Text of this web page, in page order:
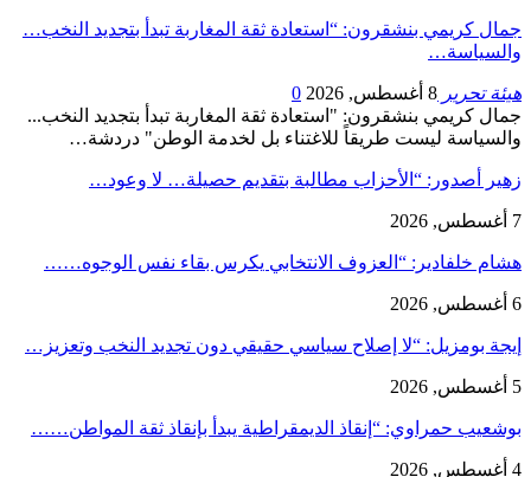
جمال كريمي بنشقرون: “استعادة ثقة المغاربة تبدأ بتجديد النخب…
والسياسة…
هيئة تحرير 8 أغسطس, 2026
0
جمال كريمي بنشقرون: "استعادة ثقة المغاربة تبدأ بتجديد النخب...
والسياسة ليست طريقاً للاغتناء بل لخدمة الوطن" دردشة…
زهير أصدور: “الأحزاب مطالبة بتقديم حصيلة… لا وعود…
7 أغسطس, 2026
هشام خلفادير: “العزوف الانتخابي يكرس بقاء نفس الوجوه……
6 أغسطس, 2026
إيجة بومزيل: “لا إصلاح سياسي حقيقي دون تجديد النخب وتعزيز…
5 أغسطس, 2026
بوشعيب حمراوي: “إنقاذ الديمقراطية يبدأ بإنقاذ ثقة المواطن……
4 أغسطس, 2026